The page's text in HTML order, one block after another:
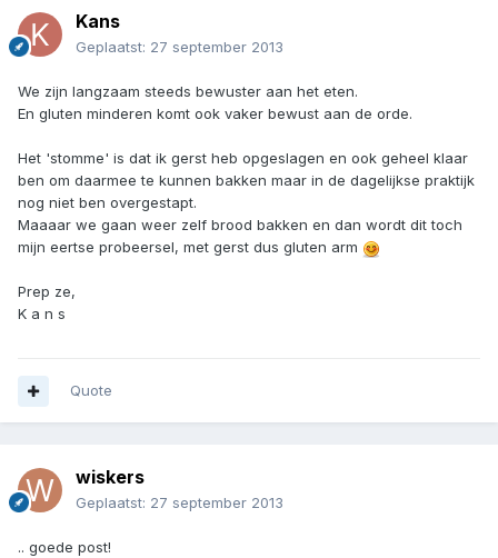
Kans
Geplaatst: 27 september 2013
We zijn langzaam steeds bewuster aan het eten.
En gluten minderen komt ook vaker bewust aan de orde.
Het 'stomme' is dat ik gerst heb opgeslagen en ook geheel klaar
ben om daarmee te kunnen bakken maar in de dagelijkse praktijk
nog niet ben overgestapt.
Maaaar we gaan weer zelf brood bakken en dan wordt dit toch
mijn eertse probeersel, met gerst dus gluten arm
Prep ze,
K a n s
Quote
wiskers
Geplaatst: 27 september 2013
.. goede post!